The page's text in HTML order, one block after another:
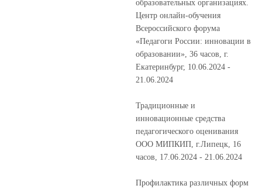
образовательных организациях.
Центр онлайн-обучения
Всероссийского форума
«Педагоги России: инновации в
образовании», 36 часов, г.
Екатеринбург, 10.06.2024 -
21.06.2024
Традиционные и
инновационные средства
педагогического оценивания
ООО МИПКИП, г.Липецк, 16
часов, 17.06.2024 - 21.06.2024
Профилактика различных форм